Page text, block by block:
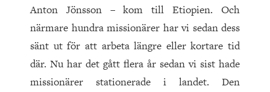
Anton Jönsson – kom till Etiopien. Och
närmare hundra missionärer har vi sedan dess
sänt ut för att arbeta längre eller kortare tid
där. Nu har det gått flera år sedan vi sist hade
missionärer stationerade i landet. Den